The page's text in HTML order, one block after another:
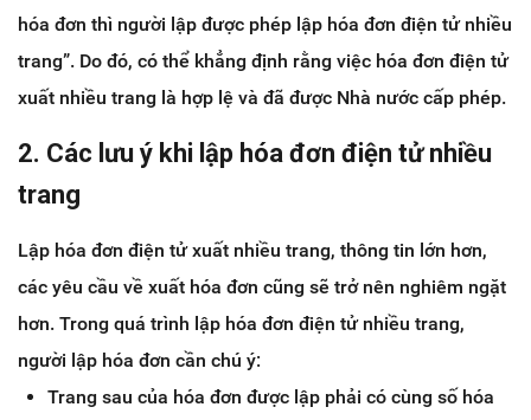
hóa đơn thì người lập được phép lập hóa đơn điện tử nhiều
trang”. Do đó, có thể khẳng định rằng việc hóa đơn điện tử
xuất nhiều trang là hợp lệ và đã được Nhà nước cấp phép.
2. Các lưu ý khi lập hóa đơn điện tử nhiều
trang
Lập hóa đơn điện tử xuất nhiều trang, thông tin lớn hơn,
các yêu cầu về xuất hóa đơn cũng sẽ trở nên nghiêm ngặt
hơn. Trong quá trình lập hóa đơn điện tử nhiều trang,
người lập hóa đơn cần chú ý:
Trang sau của hóa đơn được lập phải có cùng số hóa